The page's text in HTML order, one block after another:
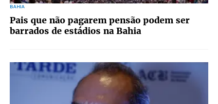
BAHIA
Pais que não pagarem pensão podem ser
barrados de estádios na Bahia